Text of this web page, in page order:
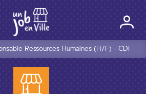
Ressources Humaines (H/F) - CDI